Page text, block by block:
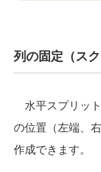
列の固定（ス
水平スプリッ
の位置（左端、
作成できます。